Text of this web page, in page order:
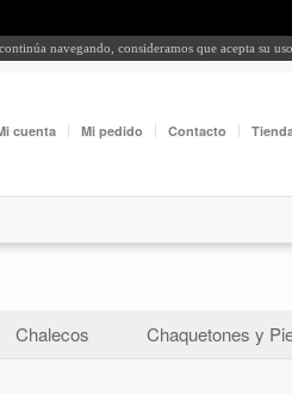
navegando, consideramos que acepta su
cuenta Mi pedido Contacto
Chalecos Chaquetones y